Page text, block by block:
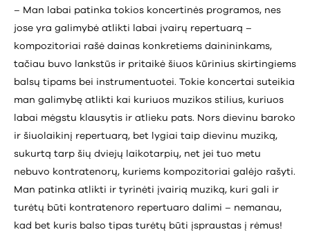
– Man labai patinka tokios koncertinės programos, nes
jose yra galimybė atlikti labai įvairų repertuarą –
kompozitoriai rašė dainas konkretiems dainininkams,
tačiau buvo lankstūs ir pritaikė šiuos kūrinius skirtingiems
balsų tipams bei instrumentuotei. Tokie koncertai suteikia
man galimybę atlikti kai kuriuos muzikos stilius, kuriuos
labai mėgstu klausytis ir atlieku pats. Nors dievinu baroko
ir šiuolaikinį repertuarą, bet lygiai taip dievinu muziką,
sukurtą tarp šių dviejų laikotarpių, net jei tuo metu
nebuvo kontratenorų, kuriems kompozitoriai galėjo rašyti.
Man patinka atlikti ir tyrinėti įvairią muziką, kuri gali ir
turėtų būti kontratenoro repertuaro dalimi – nemanau,
kad bet kuris balso tipas turėtų būti įspraustas į rėmus!